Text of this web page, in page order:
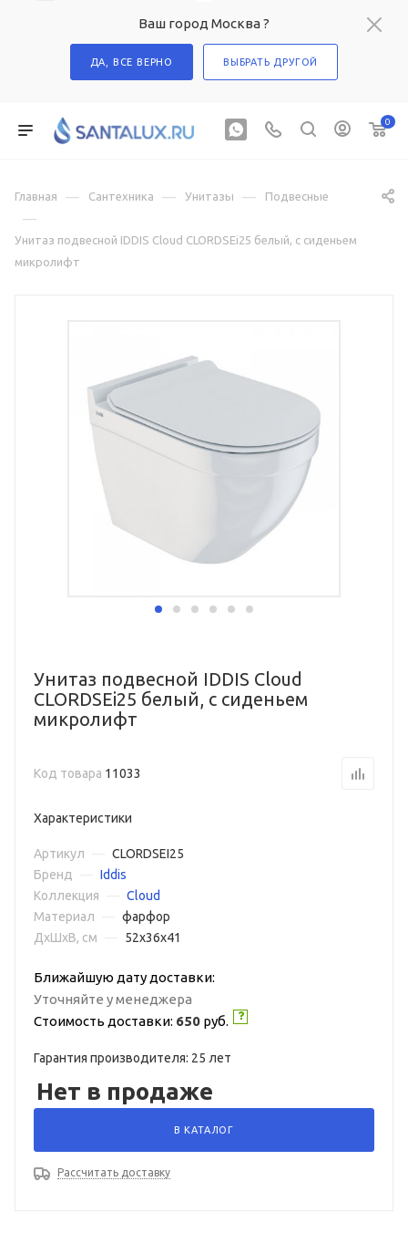
Ваш город Москва ?
ДА, ВСЕ ВЕРНО ВЫБРАТЬ ДРУГОЙ
0
Главная — Сантехника — Унитазы — Подвесные
—
Унитаз подвесной IDDIS Cloud CLORDSEi25 белый, с сиденьем
микролифт
Унитаз подвесной IDDIS Cloud
CLORDSEi25 белый, с сиденьем
микролифт
Код товара 11033
Характеристики
Артикул
CLORDSEI25
Бренд
Iddis
Коллекция
Cloud
Материал
фарфор
ДxШxВ, см
52x36x41
Ближайшую дату доставки:
Уточняйте у менеджера
Стоимость доставки: 650 руб.
Гарантия производителя: 25 лет
Нет в продаже
В КАТАЛОГ
Рассчитать доставку